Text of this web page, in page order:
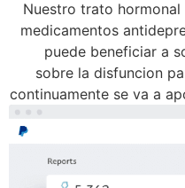
Nuestro trato
medicamentos
puede beneficiar a
sobre la disfuncion
continuamente se va a